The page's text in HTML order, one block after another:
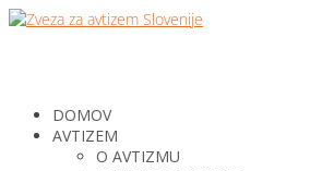
DOMOV
AVTIZEM
O AVTIZMU